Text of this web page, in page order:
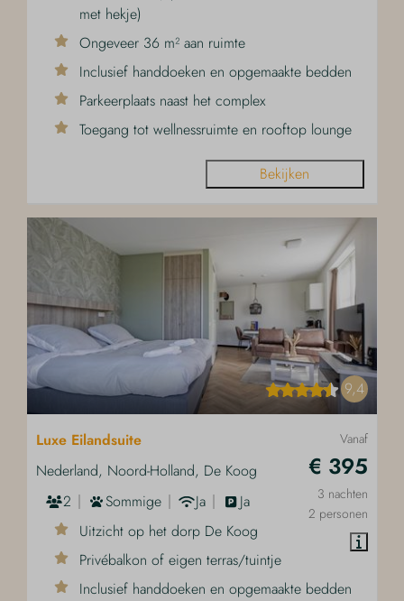
met hekje)
Ongeveer 36 m² aan ruimte
Inclusief handdoeken en opgemaakte bedden
Parkeerplaats naast het complex
Toegang tot wellnessruimte en rooftop lounge
Bekijken
9,4
Vanaf
€ 395
3 nachten
2 personen
Luxe Eilandsuite
Nederland, Noord-Holland, De Koog
2
Sommige Ja
Ja
Uitzicht op het dorp De Koog
Privébalkon of eigen terras/tuintje
Inclusief handdoeken en opgemaakte bedden